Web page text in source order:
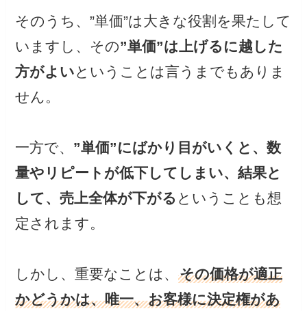
そのうち、”単価”は大きな役割を果たして
いますし、その”単価”は上げるに越した
方がよいということは言うまでもありま
せん。
一方で、 ”単価”にばかり目がいくと、数
量やリピートが低下してしまい、結果と
して、売上全体が下がる ということも想
定されます。
しかし、重要なことは、その価格が適正
かどうかは、唯一、お客様に決定権があ